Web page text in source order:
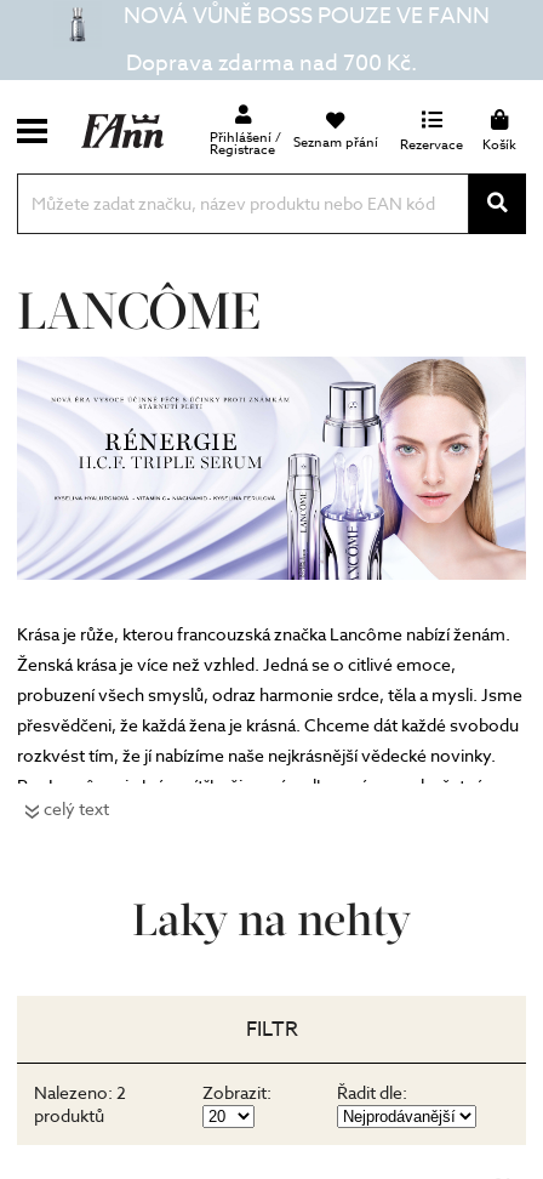
NOVÁ VŮNĚ BOSS POUZE VE FANN
Doprava zdarma nad 700 Kč.
Přihlášení /
Registrace Seznam přání Rezervace Košík
LANCÔME
Krása je růže, kterou francouzská značka Lancôme nabízí ženám.
Ženská krása je více než vzhled. Jedná se o citlivé emoce,
probuzení všech smyslů, odraz harmonie srdce, těla a mysli. Jsme
přesvědčeni, že každá žena je krásná. Chceme dát každé svobodu
rozkvést tím, že jí nabízíme naše nejkrásnější vědecké novinky.
Pro Lancôme je krása zítřka živoucí, velkorysá a mnohočetná.
celý text
Laky na nehty
FILTR
Nalezeno: 2
produktů
Zobrazit: Řadit dle: